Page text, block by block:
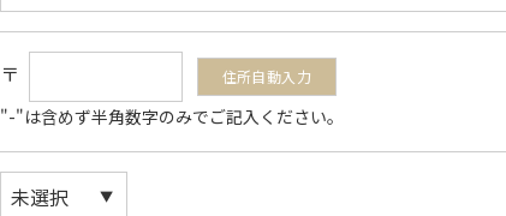
〒
"-"は含めず半角数字のみでご記入ください。